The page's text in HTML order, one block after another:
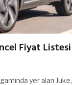
Fiyat Listesi
yer alan Juke,